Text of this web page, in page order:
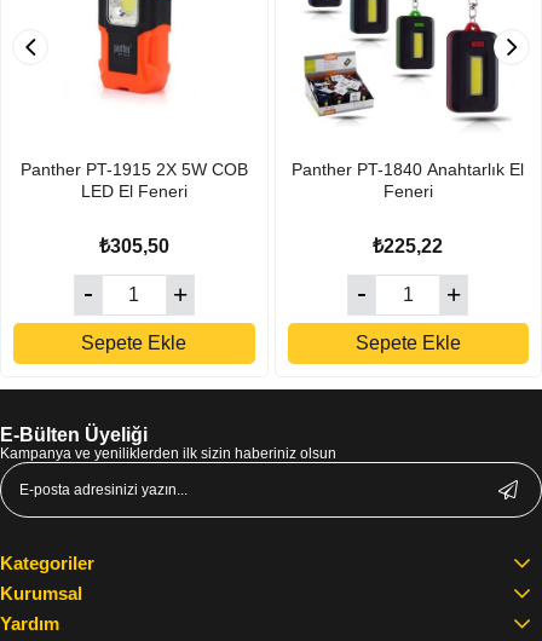
Panther PT-1915 2X 5W COB
LED El Feneri
₺305,50
Sepete Ekle
Panther PT-1840 Anahtarlık El
Feneri
₺225,22
Sepete Ekle
E-Bülten Üyeliği
Kampanya ve yeniliklerden ilk sizin haberiniz olsun
Kategoriler
Kurumsal
Yardım